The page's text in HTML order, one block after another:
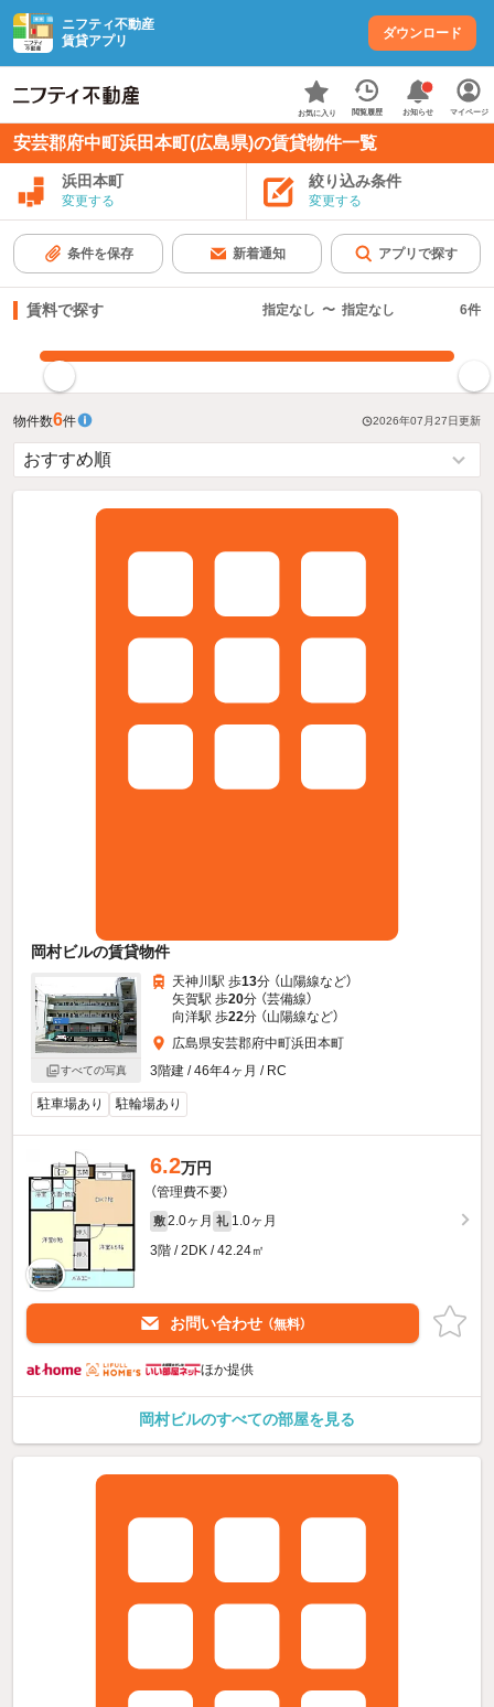
ニフティ不動産
賃貸アプリ
ダウンロード
お気に入り 閲覧履歴 お知らせ マイページ
安芸郡府中町浜田本町(広島県)の賃貸物件一覧
浜田本町
変更する
絞り込み条件
変更する
条件を保存 新着通知 アプリで探す
賃料で探す 指定なし 〜 指定なし 6件
物件数6件 2026年07月27日更新
岡村ビルの賃貸物件
すべての写真
天神川駅 歩13分 （山陽線など）
矢賀駅 歩20分 （芸備線）
向洋駅 歩22分 （山陽線など）
広島県安芸郡府中町浜田本町
3階建 / 46年4ヶ月 / RC
駐車場あり 駐輪場あり
6.2万円
（管理費不要）
敷 2.0ヶ月 礼 1.0ヶ月
3階 / 2DK / 42.24㎡
お問い合わせ （無料）
ほか提供
岡村ビルのすべての部屋を見る